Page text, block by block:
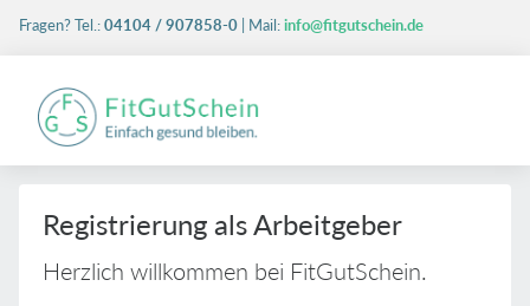
Fragen? Tel.:04104 / 907858-0 | Mail:info@fitgutschein.de
Registrierung als Arbeitgeber
Herzlich willkommen bei FitGutSchein.